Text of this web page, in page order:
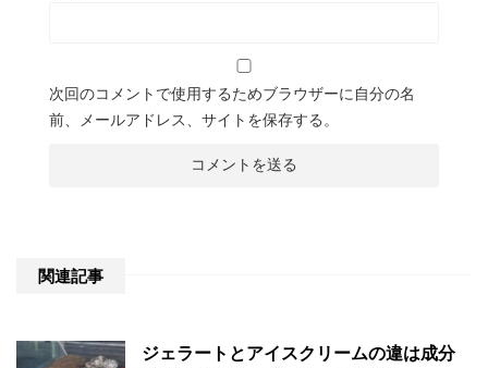
次回のコメントで使用するためブラウザーに自分の名
前、メールアドレス、サイトを保存する。
関連記事
ジェラートとアイスクリームの違は成分